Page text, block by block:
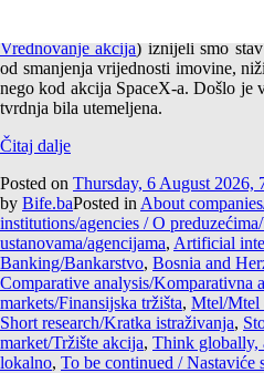
Vrednovanje akcija) iznijeli smo
od smanjenja vrijednosti imovine,
nego kod akcija SpaceX-a. Došlo je
tvrdnja bila utemeljena.
Čitaj dalje
Posted on Thursday, 6 August 2026,
by Bife.baPosted in About
institutions/agencies / O
ustanovama/agencijama, Artificial
Banking/Bankarstvo, Bosnia and
Comparative analysis/Komparativna
markets/Finansijska tržišta, Mtel/Mtel
Short research/Kratka istraživanja,
market/Tržište akcija, Think globally,
lokalno, To be continued / Nastaviće